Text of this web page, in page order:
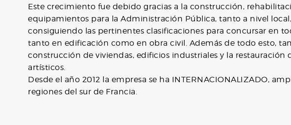
Este crecimiento fue debido gracias a la construcción,
equipamientos para la Administración Pública, tanto a nivel
consiguiendo las pertinentes clasificaciones para concursar en
tanto en edificación como en obra civil. Además de todo esto,
construcción de viviendas, edificios industriales y la
artísticos.
Desde el año 2012 la empresa se ha INTERNACIONALIZADO,
regiones del sur de Francia.